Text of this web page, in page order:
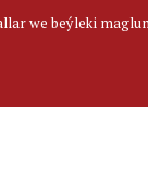
we beýleki